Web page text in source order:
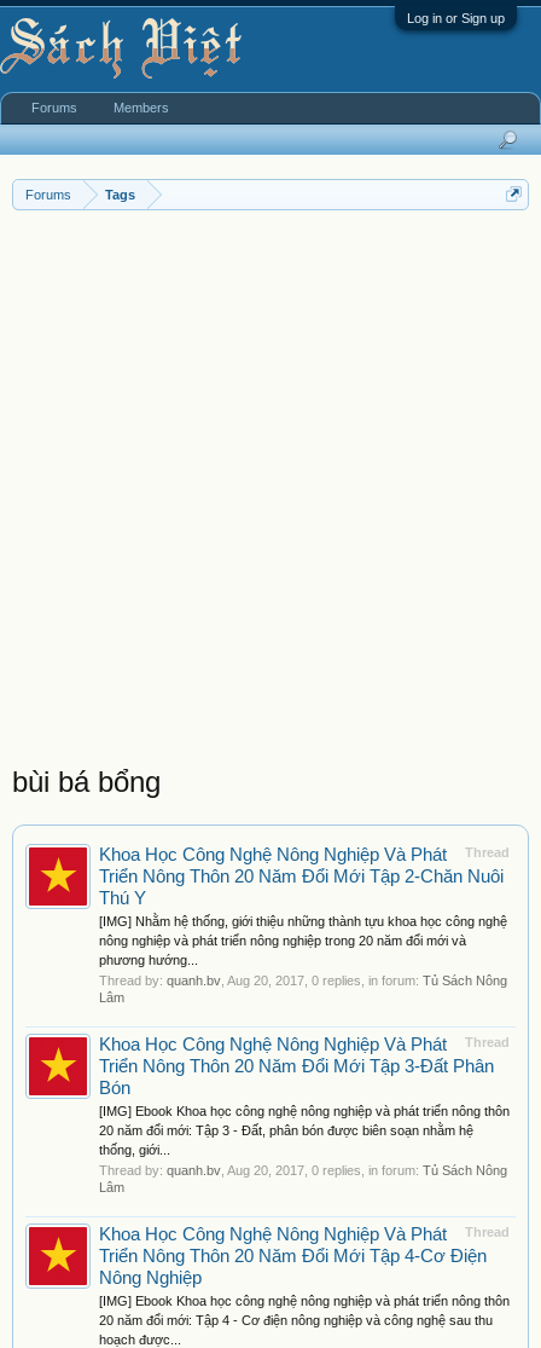
Log in or Sign up
Forums Tags
bùi bá bổng
Thread
Khoa Học Công Nghệ Nông Nghiệp Và Phát
Triển Nông Thôn 20 Năm Đổi Mới Tập 2-Chăn Nuôi
Thú Y
[IMG] Nhằm hệ thống, giới thiệu những thành tựu khoa học công nghệ
nông nghiệp và phát triển nông nghiệp trong 20 năm đổi mới và
phương hướng...
Thread by: quanh.bv Aug 20, 2017 , 0 replies, in forum: Tủ Sách Nông
Lâm
Thread
Khoa Học Công Nghệ Nông Nghiệp Và Phát
Triển Nông Thôn 20 Năm Đổi Mới Tập 3-Đất Phân
Bón
[IMG] Ebook Khoa học công nghệ nông nghiệp và phát triển nông thôn
20 năm đổi mới: Tập 3 - Đất, phân bón được biên soạn nhằm hệ
thống, giới...
Thread by: quanh.bv Aug 20, 2017 , 0 replies, in forum: Tủ Sách Nông
Lâm
Thread
Khoa Học Công Nghệ Nông Nghiệp Và Phát
Triển Nông Thôn 20 Năm Đổi Mới Tập 4-Cơ Điện
Nông Nghiệp
[IMG] Ebook Khoa học công nghệ nông nghiệp và phát triển nông thôn
20 năm đổi mới: Tập 4 - Cơ điện nông nghiệp và công nghệ sau thu
hoạch được...
Forums Members